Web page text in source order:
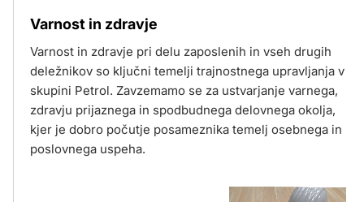
Varnost in zdravje
Varnost in zdravje pri delu zaposlenih in vseh drugih
deležnikov so ključni temelji trajnostnega upravljanja v
skupini Petrol. Zavzemamo se za ustvarjanje varnega,
zdravju prijaznega in spodbudnega delovnega okolja,
kjer je dobro počutje posameznika temelj osebnega in
poslovnega uspeha.